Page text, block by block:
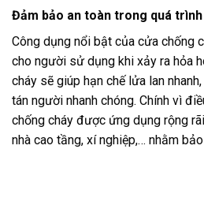
Đảm bảo an toàn trong quá
Công dụng nổi bật của cửa chống
cho người sử dụng khi xảy ra hỏa
cháy sẽ giúp hạn chế lửa lan
tán người nhanh chóng. Chính vì
chống cháy được ứng dụng rộng
nhà cao tầng, xí nghiệp,… nhằm